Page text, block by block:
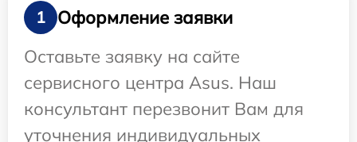
1
Оформление заявки
Оставьте заявку на сайте
сервисного центра Asus. Наш
консультант перезвонит Вам для
уточнения индивидуальных